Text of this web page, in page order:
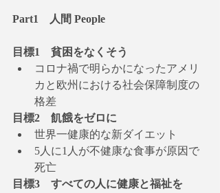
Part1　人間 People
目標1　貧困をなくそう
コロナ禍で明らかになったアメリ
カと欧州における社会保障制度の
格差
目標2　飢餓をゼロに
世界一健康的な新ダイエット
5人に1人が不健康な食事が原因で
死亡
目標3　すべての人に健康と福祉を